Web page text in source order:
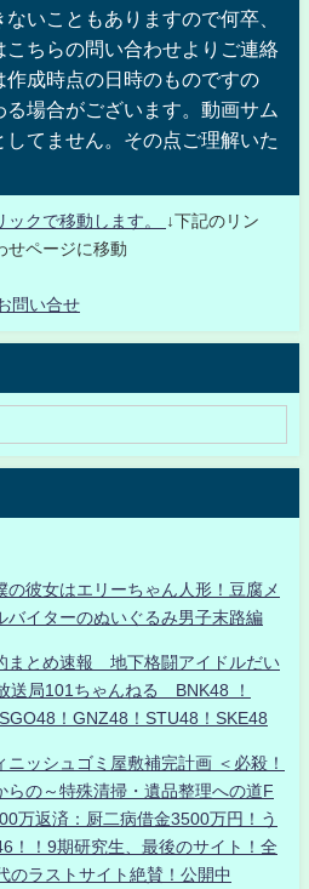
いこともありますので何卒、
こちらの問い合わせよりご連絡
成時点の日時のものですの
場合がございます。動画サム
てません。その点ご理解いた
ックで移動します。
↓下記のリン
せページに移動
問い合せ
彼女はエリーちゃん人形！豆腐メ
バイターのぬいぐるみ男子末路編
まとめ速報 地下格闘アイドルだい
局101ちゃんねる BNK48 ！
！GNZ48！STU48！SKE48
ッシュゴミ屋敷補完計画 ＜必殺！
らの～特殊清掃・遺品整理への道F
万返済：厨二病借金3500万円！う
！！9期研究生、最後のサイト！全
のラストサイト絶賛！公開中